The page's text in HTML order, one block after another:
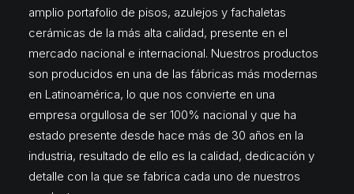
amplio portafolio de pisos, azulejos y fachaletas
cerámicas de la más alta calidad, presente en el
mercado nacional e internacional. Nuestros productos
son producidos en una de las fábricas más modernas
en Latinoamérica, lo que nos convierte en una
empresa orgullosa de ser 100% nacional y que ha
estado presente desde hace más de 30 años en la
industria, resultado de ello es la calidad, dedicación y
detalle con la que se fabrica cada uno de nuestros